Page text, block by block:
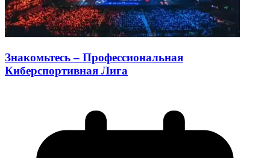
Знакомьтесь – Профессиональная
Киберспортивная Лига